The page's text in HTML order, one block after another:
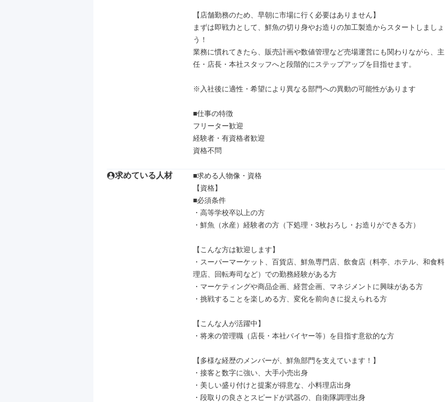
【店舗勤務のため、早朝に市場に行く必要はありません】
まずは即戦力として、鮮魚の切り身やお造りの加工製造からスタートしましょ
う！
業務に慣れてきたら、販売計画や数値管理など売場運営にも関わりながら、主
任・店長・本社スタッフへと段階的にステップアップを目指せます。
※入社後に適性・希望により異なる部門への異動の可能性があります
■仕事の特徴
フリーター歓迎
経験者・有資格者歓迎
資格不問
求めている人材
■求める人物像・資格
【資格】
■必須条件
・高等学校卒以上の方
・鮮魚（水産）経験者の方（下処理・3枚おろし・お造りができる方）
【こんな方は歓迎します】
・スーパーマーケット、百貨店、鮮魚専門店、飲食店（料亭、ホテル、和食料
理店、回転寿司など）での勤務経験がある方
・マーケティングや商品企画、経営企画、マネジメントに興味がある方
・挑戦することを楽しめる方、変化を前向きに捉えられる方
【こんな人が活躍中】
・将来の管理職（店長・本社バイヤー等）を目指す意欲的な方
【多様な経歴のメンバーが、鮮魚部門を支えています！】
・接客と数字に強い、大手小売出身
・美しい盛り付けと提案が得意な、小料理店出身
・段取りの良さとスピードが武器の、自衛隊調理出身